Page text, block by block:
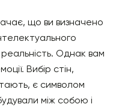
що ви визначено
Однак вам
Вибір стін,
є символом
між собою і